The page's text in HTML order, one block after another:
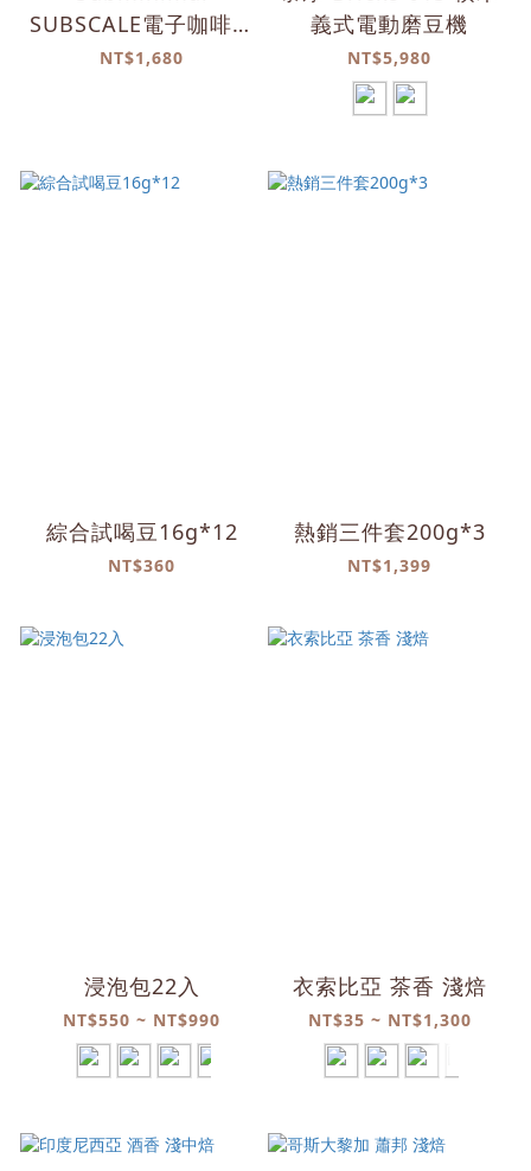
SUBSCALE電子咖啡秤
重杯
NT$1,680
義式電動磨豆機
NT$5,980
綜合試喝豆16g*12
NT$360
熱銷三件套200g*3
NT$1,399
浸泡包22入
NT$550 ~ NT$990
衣索比亞 茶香 淺焙
NT$35 ~ NT$1,300